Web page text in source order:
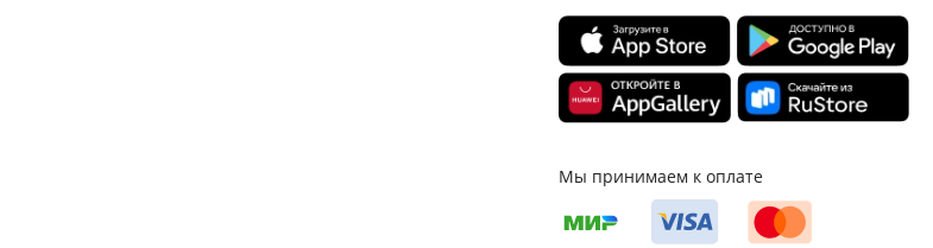
Мы принимаем к оплате